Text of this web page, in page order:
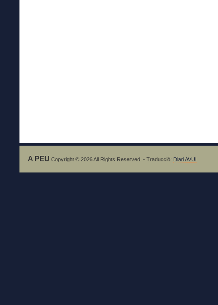
A PEU Copyright © 2026 All Rights Reserved. - Traducció: Diari AVUI